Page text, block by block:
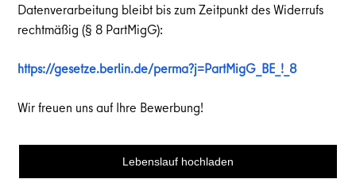
Datenverarbeitung bleibt bis zum Zeitpunkt des Widerrufs
rechtmäßig (§ 8 PartMigG):
https://gesetze.berlin.de/perma?j=PartMigG_BE_!_8
Wir freuen uns auf Ihre Bewerbung!
Lebenslauf hochladen